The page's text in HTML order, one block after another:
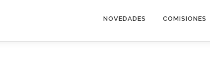
NOVEDADES COMISIONES